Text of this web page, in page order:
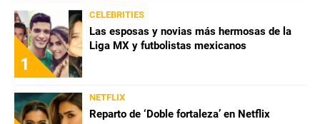
1
CELEBRITIES
Las esposas y novias más hermosas de la
Liga MX y futbolistas mexicanos
NETFLIX
Reparto de ‘Doble fortaleza’ en Netflix